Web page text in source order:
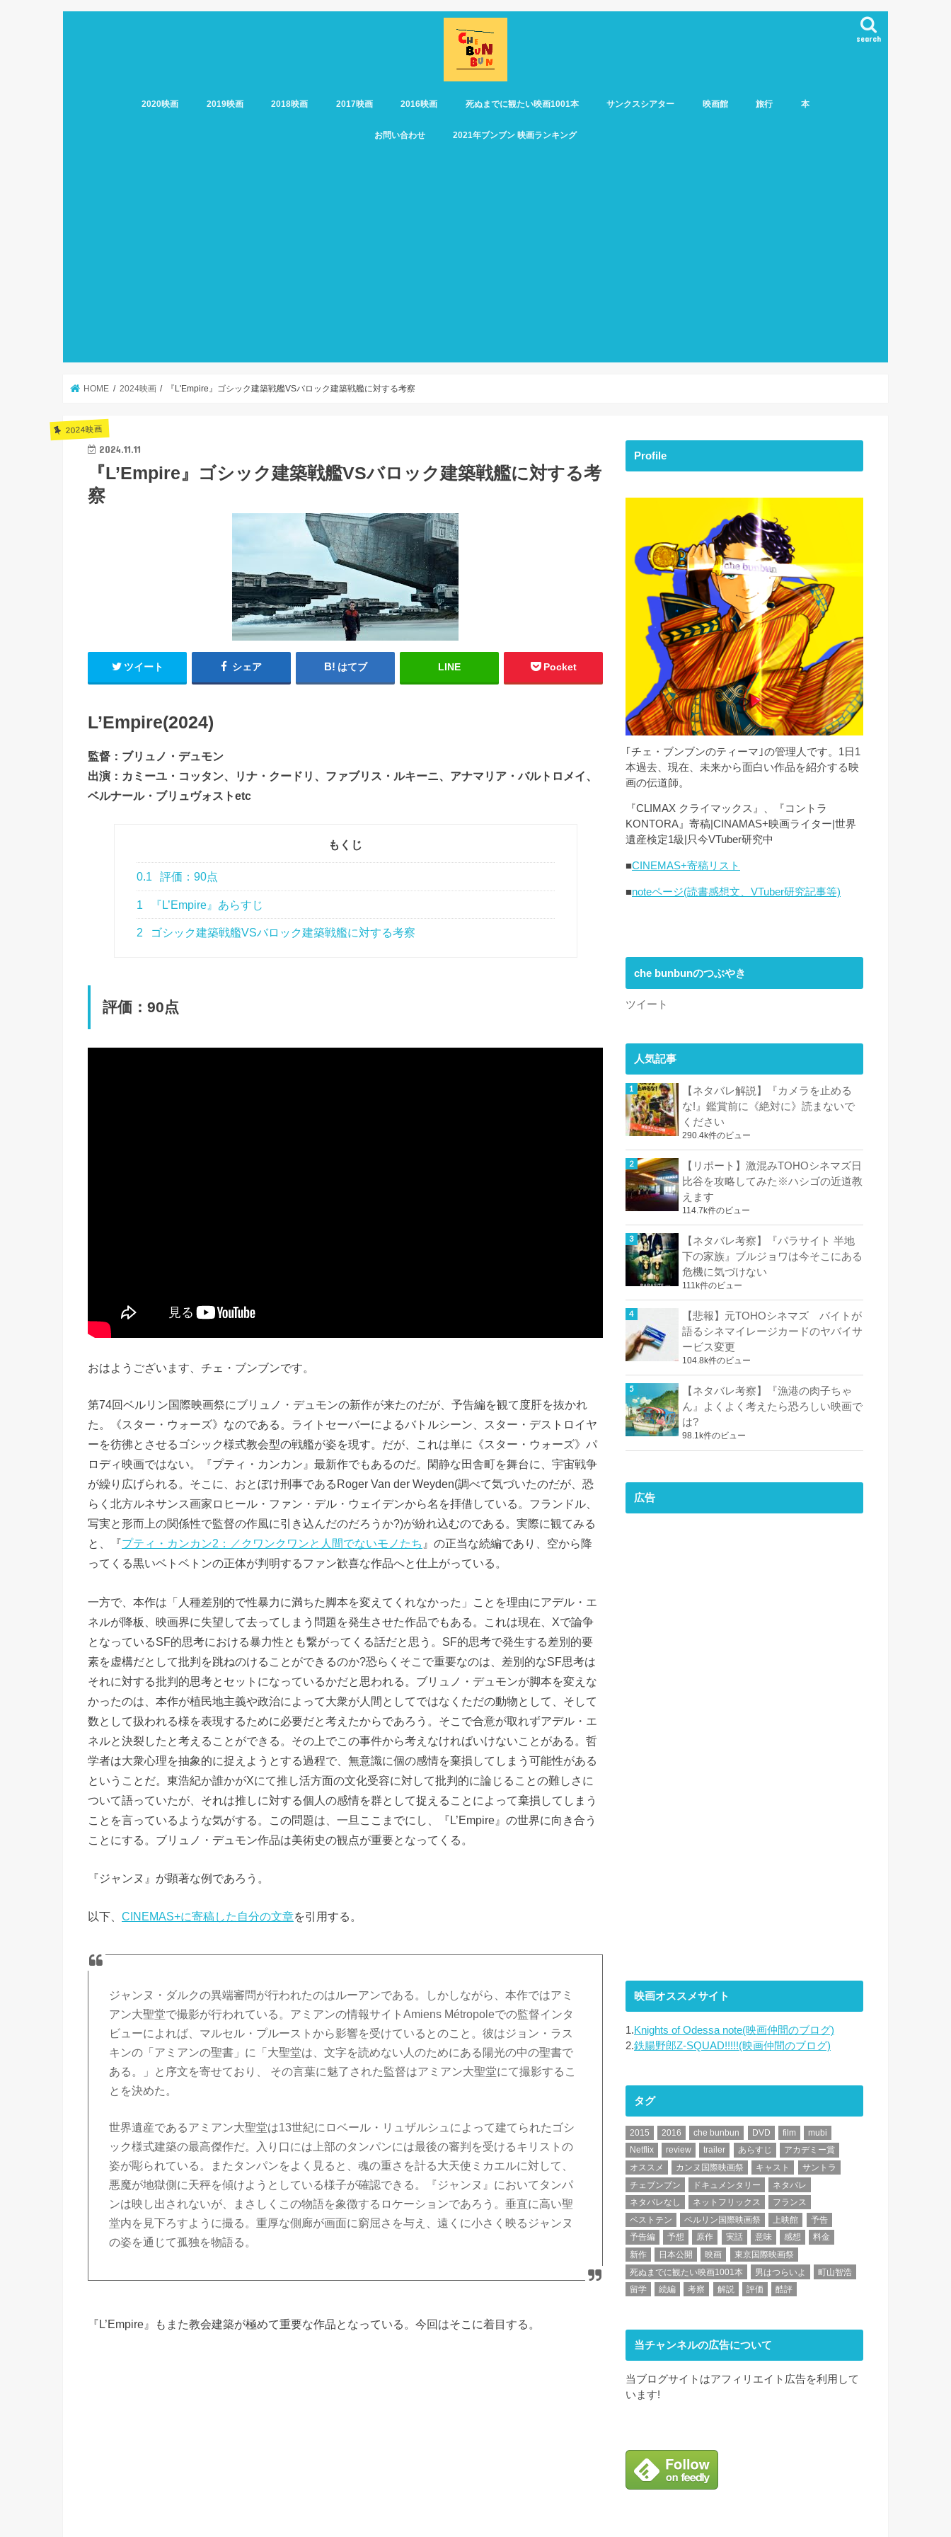
search
2020映画 2019映画 2018映画 2017映画 2016映画 死ぬまでに観たい映画1001本 サンクスシアター 映画館 旅行 本
お問い合わせ 2021年ブンブン 映画ランキング
HOME 2024映画 『L'Empire』ゴシック建築戦艦VSバロック建築戦艦に対する考察
2024映画
2024.11.11
『L’Empire』ゴシック建築戦艦VSバロック建築戦艦に対する考
察
ツイート シェア はてブ LINE Pocket
L’Empire(2024)
監督：ブリュノ・デュモン
出演：カミーユ・コッタン、リナ・クードリ、ファブリス・ルキーニ、アナマリア・バルトロメイ、
ベルナール・ブリュヴォストetc
もくじ
0.1 評価：90点
1 『L’Empire』あらすじ
2 ゴシック建築戦艦VSバロック建築戦艦に対する考察
評価：90点
おはようございます、チェ・ブンブンです。
第74回ベルリン国際映画祭にブリュノ・デュモンの新作が来たのだが、予告編を観て度肝を抜かれ
た。《スター・ウォーズ》なのである。ライトセーバーによるバトルシーン、スター・デストロイヤ
ーを彷彿とさせるゴシック様式教会型の戦艦が姿を現す。だが、これは単に《スター・ウォーズ》パ
ロディ映画ではない。『プティ・カンカン』最新作でもあるのだ。閑静な田舎町を舞台に、宇宙戦争
が繰り広げられる。そこに、おとぼけ刑事であるRoger Van der Weyden(調べて気づいたのだが、恐
らく北方ルネサンス画家ロヒール・ファン・デル・ウェイデンから名を拝借している。フランドル、
写実と形而上の関係性で監督の作風に引き込んだのだろうか?)が紛れ込むのである。実際に観てみる
と、『プティ・カンカン2：／クワンクワンと人間でないモノたち 』の正当な続編であり、空から降
ってくる黒いベトベトンの正体が判明するファン歓喜な作品へと仕上がっている。
一方で、本作は「人種差別的で性暴力に満ちた脚本を変えてくれなかった」ことを理由にアデル・エ
ネルが降板、映画界に失望して去ってしまう問題を発生させた作品でもある。これは現在、Xで論争
となっているSF的思考における暴力性とも繋がってくる話だと思う。SF的思考で発生する差別的要
素を虚構だとして批判を跳ねのけることができるのか?恐らくそこで重要なのは、差別的なSF思考は
それに対する批判的思考とセットになっているかだと思われる。ブリュノ・デュモンが脚本を変えな
かったのは、本作が植民地主義や政治によって大衆が人間としてではなくただの動物として、そして
数として扱われる様を表現するために必要だと考えたからであろう。そこで合意が取れずアデル・エ
ネルと決裂したと考えることができる。その上でこの事件から考えなければいけないことがある。哲
学者は大衆心理を抽象的に捉えようとする過程で、無意識に個の感情を棄損してしまう可能性がある
ということだ。東浩紀か誰かがXにて推し活方面の文化受容に対して批判的に論じることの難しさに
ついて語っていたが、それは推しに対する個人の感情を群として捉えることによって棄損してしまう
ことを言っているような気がする。この問題は、一旦ここまでにし、『L’Empire』の世界に向き合う
ことにする。ブリュノ・デュモン作品は美術史の観点が重要となってくる。
『ジャンヌ』が顕著な例であろう。
以下、 CINEMAS+に寄稿した自分の文章を引用する。
ジャンヌ・ダルクの異端審問が行われたのはルーアンである。しかしながら、本作ではアミ
アン大聖堂で撮影が行われている。アミアンの情報サイトAmiens Métropoleでの監督インタ
ビューによれば、マルセル・プルーストから影響を受けているとのこと。彼はジョン・ラス
キンの「アミアンの聖書」に「大聖堂は、文字を読めない人のためにある陽光の中の聖書で
ある。」と序文を寄せており、 その言葉に魅了された監督はアミアン大聖堂にて撮影するこ
とを決めた。
世界遺産であるアミアン大聖堂は13世紀にロベール・リュザルシュによって建てられたゴシ
ック様式建築の最高傑作だ。入り口には上部のタンパンには最後の審判を受けるキリストの
姿が彫られている。またタンパンをよく見ると、魂の重さを計る大天使ミカエルに対して、
悪魔が地獄側に天秤を傾けようとしている様子が確認できる。『ジャンヌ』においてタンパ
ンは映し出されないが、まさしくこの物語を象徴するロケーションであろう。垂直に高い聖
堂内を見下ろすように撮る。重厚な側廊が画面に窮屈さを与え、遠くに小さく映るジャンヌ
の姿を通じて孤独を物語る。
『L’Empire』もまた教会建築が極めて重要な作品となっている。今回はそこに着目する。
Profile
｢チェ・ブンブンのティーマ｣の管理人です。1日1
本過去、現在、未来から面白い作品を紹介する映
画の伝道師。
『CLIMAX クライマックス』、『コントラ
KONTORA』寄稿|CINAMAS+映画ライター|世界
遺産検定1級|只今VTuber研究中
■CINEMAS+寄稿リスト
■noteページ(読書感想文、VTuber研究記事等)
che bunbunのつぶやき
ツイート
人気記事
【ネタバレ解説】『カメラを止める
な!』鑑賞前に《絶対に》読まないで
ください
290.4k件のビュー
【リポート】激混みTOHOシネマズ日
比谷を攻略してみた※ハシゴの近道教
えます
114.7k件のビュー
【ネタバレ考察】『パラサイト 半地
下の家族』ブルジョワは今そこにある
危機に気づけない
111k件のビュー
【悲報】元TOHOシネマズ バイトが
語るシネマイレージカードのヤバイサ
ービス変更
104.8k件のビュー
【ネタバレ考察】『漁港の肉子ちゃ
ん』よくよく考えたら恐ろしい映画で
は?
98.1k件のビュー
広告
映画オススメサイト
1.Knights of Odessa note(映画仲間のブログ)
2.鉄腸野郎Z-SQUAD!!!!!(映画仲間のブログ)
タグ
2015 2016 che bunbun DVD film
mubi
Netflix
review trailer あらすじ
アカデミー賞
オススメ
カンヌ国際映画祭 キャスト
サントラ
チェブンブン
ドキュメンタリー
ネタバレ
ネタバレなし
ネットフリックス
フランス
ベストテン
ベルリン国際映画祭 上映館
予告
予告編
予想 原作 実話 意味 感想
料金
新作
日本公開 映画
東京国際映画祭
死ぬまでに観たい映画1001本
男はつらいよ
町山智浩
留学
続編 考察 解説 評価 酷評
当チャンネルの広告について
当ブログサイトはアフィリエイト広告を利用して
います!